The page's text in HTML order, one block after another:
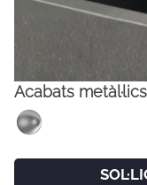
Acabats metàl·lics